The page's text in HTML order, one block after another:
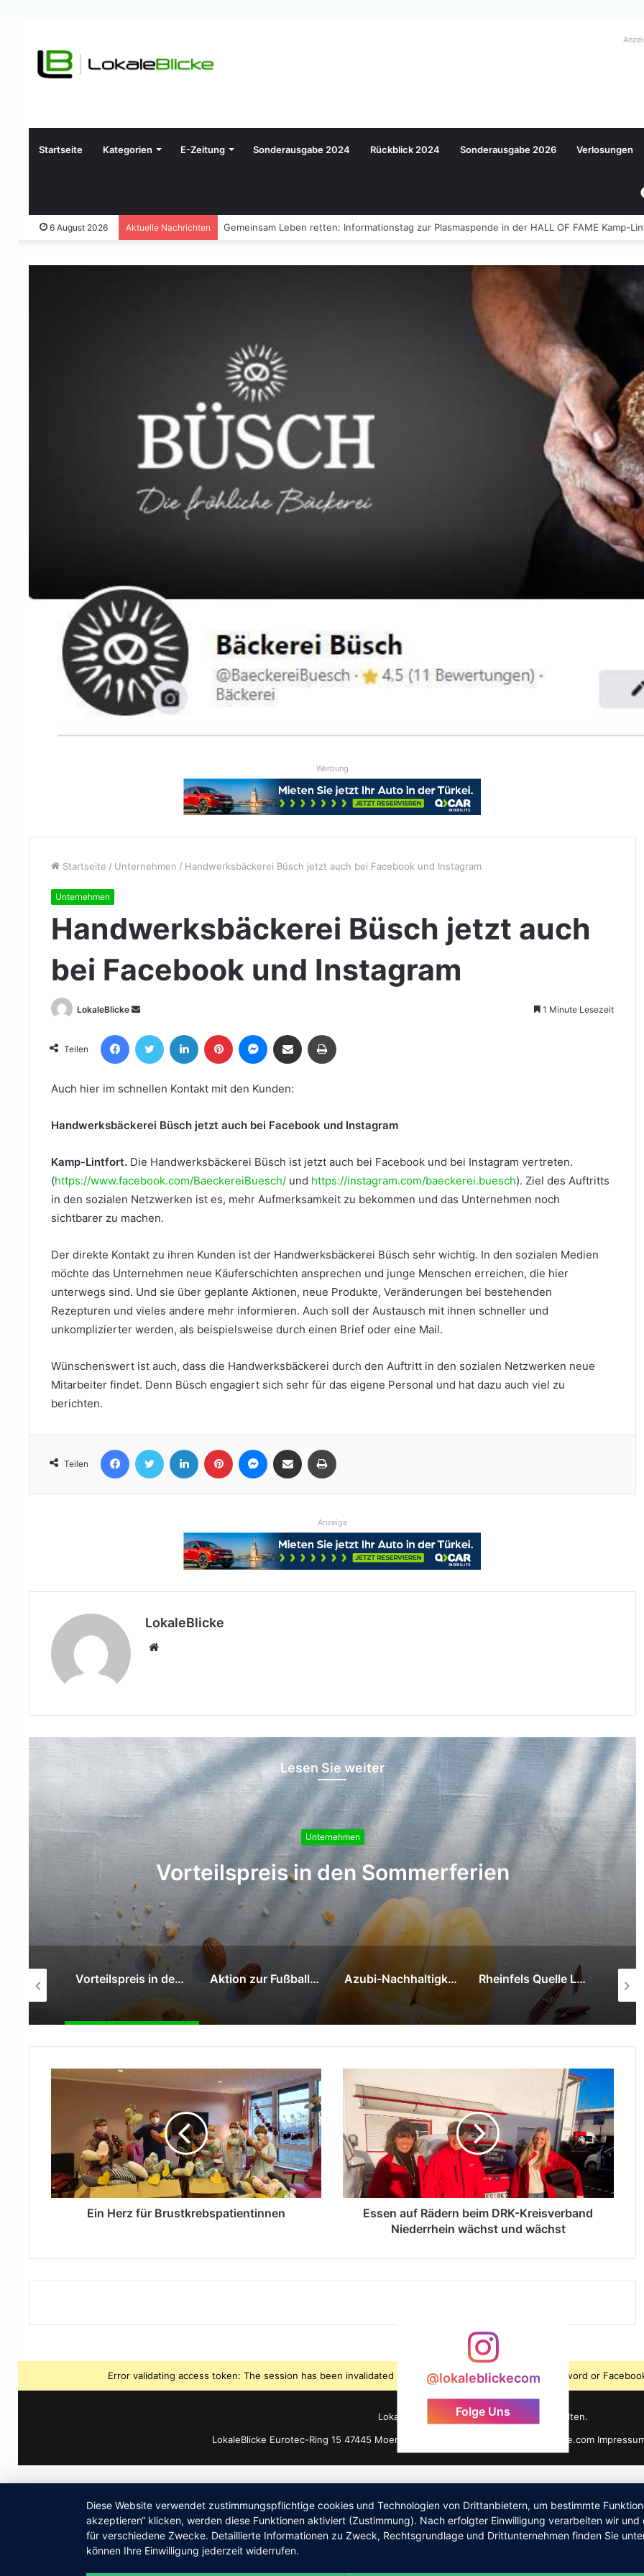
Startseite Kategorien E-Zeitung Sonderausgabe 2024 Rückblick 2024 Sonderausgabe 2026 Verlosungen
6 August 2026 Aktuelle Nachrichten Gemeinsam Leben retten: Informationstag zur Plasmaspende in der HALL OF FAME Kamp-
Werbung
Startseite / Unternehmen / Handwerksbäckerei Büsch jetzt auch bei Facebook und Instagram
Unternehmen
Handwerksbäckerei Büsch jetzt auch
bei Facebook und Instagram
LokaleBlicke
Sende
eine
E-
1 Minute Lesezeit
Teilen
FacebookTwitter LinkedIn Pinterest Messenger
Teile per E-Mail
Auch hier im schnellen Kontakt mit den Kunden:
Handwerksbäckerei Büsch jetzt auch bei Facebook und Instagram
Kamp-Lintfort. Die Handwerksbäckerei Büsch ist jetzt auch bei Facebook und bei Instagram vertreten.
(https://www.facebook.com/BaeckereiBuesch/ und https://instagram.com/baeckerei.buesch). Ziel des Auftritts
in den sozialen Netzwerken ist es, mehr Aufmerksamkeit zu bekommen und das Unternehmen noch
sichtbarer zu machen.
Der direkte Kontakt zu ihren Kunden ist der Handwerksbäckerei Büsch sehr wichtig. In den sozialen Medien
möchte das Unternehmen neue Käuferschichten ansprechen und junge Menschen erreichen, die hier
unterwegs sind. Und sie über geplante Aktionen, neue Produkte, Veränderungen bei bestehenden
Rezepturen und vieles andere mehr informieren. Auch soll der Austausch mit ihnen schneller und
unkomplizierter werden, als beispielsweise durch einen Brief oder eine Mail.
Wünschenswert ist auch, dass die Handwerksbäckerei durch den Auftritt in den sozialen Netzwerken neue
Mitarbeiter findet. Denn Büsch engagiert sich sehr für das eigene Personal und hat dazu auch viel zu
berichten.
Teilen
FacebookTwitter LinkedIn Pinterest Messenger
Teile per E-Mail
Anzeige
LokaleBlicke
Webseite
Lesen Sie weiter
Unternehmen
Aktion zur Fußball-Weltmeisterschaft
Aktion zur Fußball-Weltmeisterschaft Rheinfels Quelle Lemon ab sofort auch in der 0,33 Liter Dose erhältlich Neues Fachgeschäft in Dortmund-Scharnhorst ist sehr gefragt
Ein Herz für Brustkrebspatientinnen
Essen auf Rädern beim DRK-Kreisverband
Niederrhein wächst und wächst
@lokaleblickecom
Folge Uns
Error validating access token: The session has been invalidated because the user changed their password or
LokaleBlicke ©2026 - Alle Rechte vorbehalten.
LokaleBlicke Eurotec-Ring 15 47445 Moers +49 176 61 101 464 info@lokaleblicke.com
Diese Website verwendet zustimmungspflichtige cookies und Technologien von Drittanbietern, um bestimmte
akzeptieren“ klicken, werden diese Funktionen aktiviert (Zustimmung). Nach erfolgter Einwilligung verarbeiten wir
für verschiedene Zwecke. Detaillierte Informationen zu Zweck, Rechtsgrundlage und Drittunternehmen finden Sie
können Ihre Einwilligung jederzeit widerrufen.